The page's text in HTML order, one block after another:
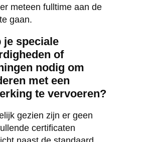
meteen fulltime aan de
gaan.
je speciale
of
nodig om
met een
te vervoeren?
gezien zijn er geen
certificaten